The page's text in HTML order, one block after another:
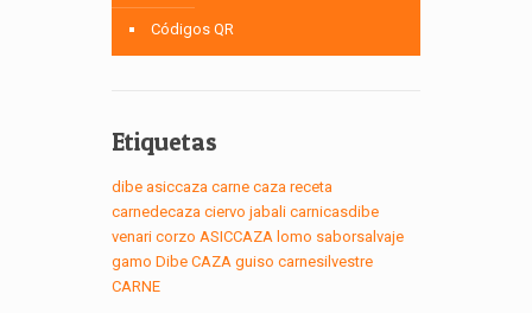
Códigos QR
Etiquetas
dibe asiccaza carne caza receta
carnedecaza ciervo jabali carnicasdibe
venari corzo ASICCAZA lomo saborsalvaje
gamo Dibe CAZA guiso carnesilvestre
CARNE